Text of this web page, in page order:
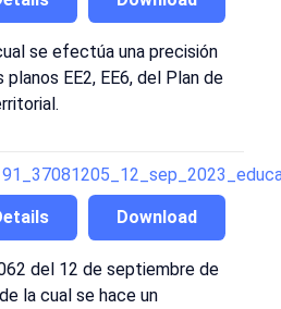
se efectúa una precisión
EE2, EE6, del Plan de
Download
del 12 de septiembre de
la cual se hace un